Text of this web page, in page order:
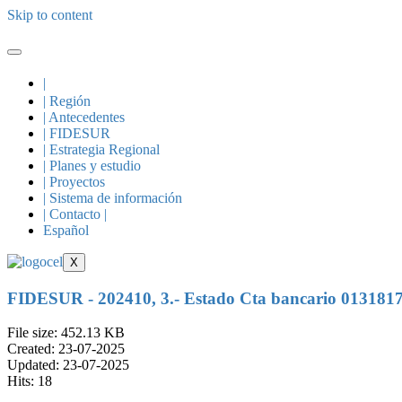
Skip to content
|
| Región
| Antecedentes
| FIDESUR
| Estrategia Regional
| Planes y estudio
| Proyectos
| Sistema de información
| Contacto |
Español
X
FIDESUR - 202410, 3.- Estado Cta bancario
File size: 452.13 KB
Created: 23-07-2025
Updated: 23-07-2025
Hits: 18